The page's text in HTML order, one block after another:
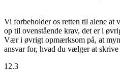
Vi forbeholder os retten til alene at
op til ovenstående krav, det er i
Vær i øvrigt opmærksom på, at
ansvar for, hvad du vælger at
12.3